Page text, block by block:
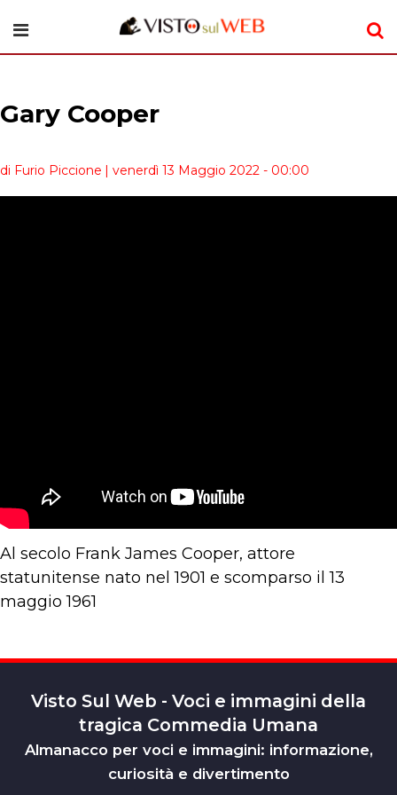
Gary Cooper
di Furio Piccione | venerdì 13 Maggio 2022 - 00:00
Al secolo Frank James Cooper, attore
statunitense nato nel 1901 e scomparso il 13
maggio 1961
Visto Sul Web - Voci e immagini della
tragica Commedia Umana
Almanacco per voci e immagini: informazione,
curiosità e divertimento